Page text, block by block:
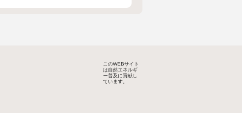
このWEBサイト
は自然エネルギ
ー普及に貢献し
ています。